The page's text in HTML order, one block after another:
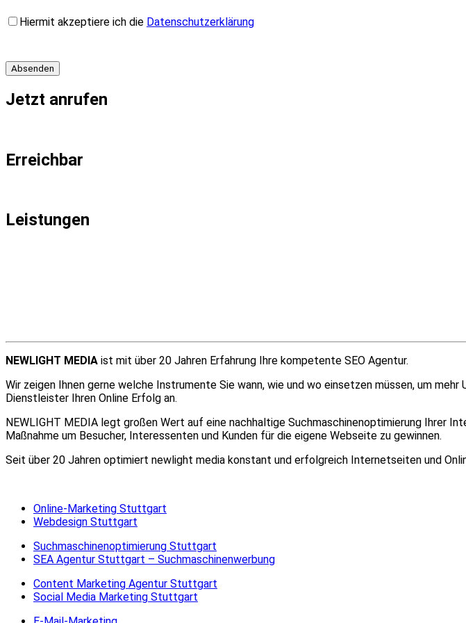
lasse
leer.
Hiermit akzeptiere ich die Datenschutzerklärung
Jetzt anrufen
Erreichbar
Leistungen
NEWLIGHT MEDIA ist mit über 20 Jahren Erfahrung Ihre kompetente SEO Agentur.
Wir zeigen Ihnen gerne welche Instrumente Sie wann, wie und wo einsetzen müssen, um
Dienstleister Ihren Online Erfolg an.
NEWLIGHT MEDIA legt großen Wert auf eine nachhaltige Suchmaschinenoptimierung Ihrer
Maßnahme um Besucher, Interessenten und Kunden für die eigene Webseite zu gewinnen.
Seit über 20 Jahren optimiert newlight media konstant und erfolgreich Internetseiten und
Online-Marketing Stuttgart
Webdesign Stuttgart
Suchmaschinenoptimierung Stuttgart
SEA Agentur Stuttgart – Suchmaschinenwerbung
Content Marketing Agentur Stuttgart
Social Media Marketing Stuttgart